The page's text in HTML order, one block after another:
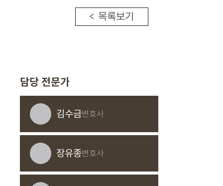
< 목록보기
담당 전문가
김수금변호사
장유종변호사